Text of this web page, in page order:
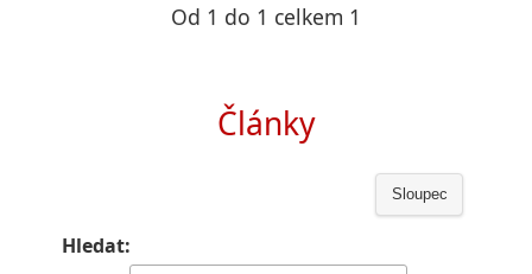
Od 1 do 1 celkem 1
Články
Sloupec
Hledat: